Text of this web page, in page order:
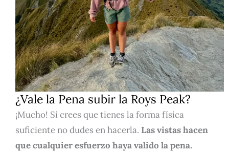
¿Vale la Pena subir la Roys Peak?
¡Mucho! Si crees que tienes la forma física
suficiente no dudes en hacerla. Las vistas hacen
que cualquier esfuerzo haya valido la pena.